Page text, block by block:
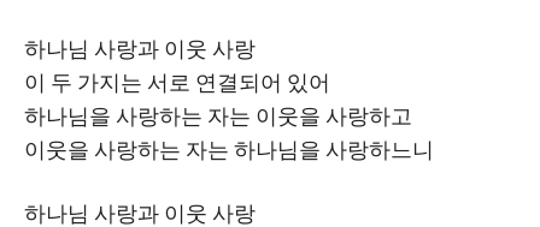
하나님 사랑과 이웃 사랑
이 두 가지는 서로 연결되어 있어
하나님을 사랑하는 자는 이웃을 사랑하고
이웃을 사랑하는 자는 하나님을 사랑하느니
하나님 사랑과 이웃 사랑